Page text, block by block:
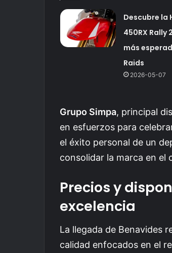
Descubre la
450RX Rally
más
Raids
2026-05-07
Grupo Simpa, principal
en esfuerzos para
el éxito personal de un
consolidar la marca en
Precios y
excelencia
La llegada de Benavides
calidad enfocados en el